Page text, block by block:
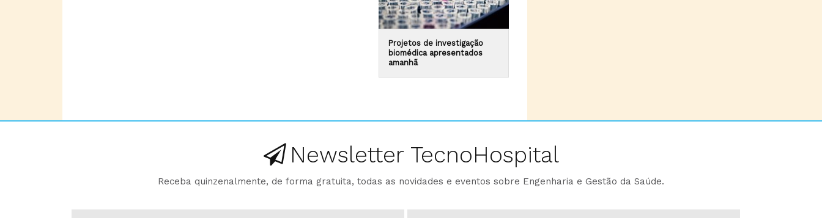
Projetos de investigação
biomédica apresentados
amanhã
Newsletter TecnoHospital
Receba quinzenalmente, de forma gratuita, todas as novidades e eventos sobre Engenharia e Gestão da Saúde.